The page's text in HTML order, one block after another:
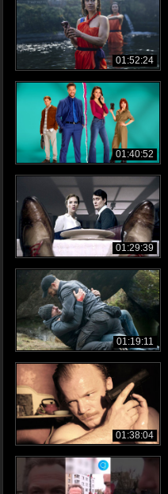
01:52:24
01:40:52
01:29:39
01:19:11
01:38:04